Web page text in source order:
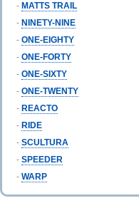
- MATTS TRAIL
- NINETY-NINE
- ONE-EIGHTY
- ONE-FORTY
- ONE-SIXTY
- ONE-TWENTY
- REACTO
- RIDE
- SCULTURA
- SPEEDER
- WARP